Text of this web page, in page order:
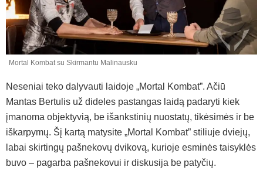
Mortal Kombat su Skirmantu Malinausku
Neseniai teko dalyvauti laidoje „Mortal Kombat”. Ačiū
Mantas Bertulis už dideles pastangas laidą padaryti kiek
įmanoma objektyvią, be išankstinių nuostatų, tikėsimės ir be
iškarpymų. Šį kartą matysite „Mortal Kombat” stiliuje dviejų,
labai skirtingų pašnekovų dvikovą, kurioje esminės taisyklės
buvo – pagarba pašnekovui ir diskusija be patyčių.